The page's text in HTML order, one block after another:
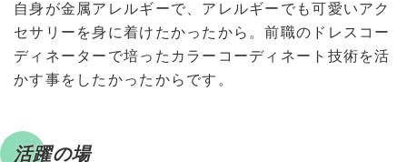
自身が金属アレルギーで、アレルギーでも可愛いアク
セサリーを身に着けたかったから。前職のドレスコー
ディネーターで培ったカラーコーディネート技術を活
かす事をしたかったからです。
活躍の場